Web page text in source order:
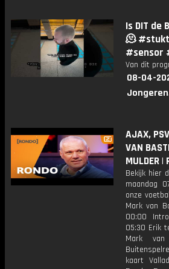
Is DIT de
🫠
#sensor
Van dit
08-04-
AJAX,
VAN
MULDER |
Bekijk hier
maandag
onze
Mark van
00:00
05:30 Erik
Mark
kaart